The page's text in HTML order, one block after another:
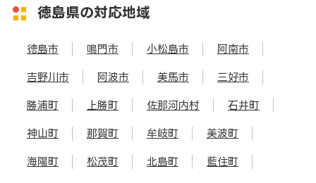
徳島県の対応地域
徳島市 鳴門市 小松島市 阿南市
吉野川市 阿波市 美馬市 三好市
勝浦町 上勝町 佐那河内村 石井町
神山町 那賀町 牟岐町 美波町
海陽町 松茂町 北島町 藍住町